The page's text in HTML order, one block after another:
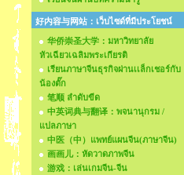
好内容与网站：เว็บไซด์ที่มีประโยชน์
华侨崇圣大学：มหาวิทยาลัย
หัวเฉียวเฉลิมพระเกียรติ
เรียนภาษาจีนธุรกิจผ่านเเล็กเชอร์กับ
น้องตั๊ก
笔顺 ลำดับขีด
中英词典与翻译：พจนานุกรม /
แปลภาษา
中医（中）แพทย์แผนจีน(ภาษาจีน)
画画儿：หัดวาดภาพจีน
游戏：เล่นเกมจีน-จีน